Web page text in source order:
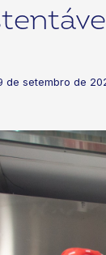
de setembro de